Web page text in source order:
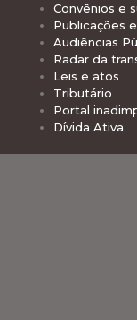
Convênios e
Publicações
Audiências
Radar da
Leis e atos
Tributário
Portal
Dívida Ativa